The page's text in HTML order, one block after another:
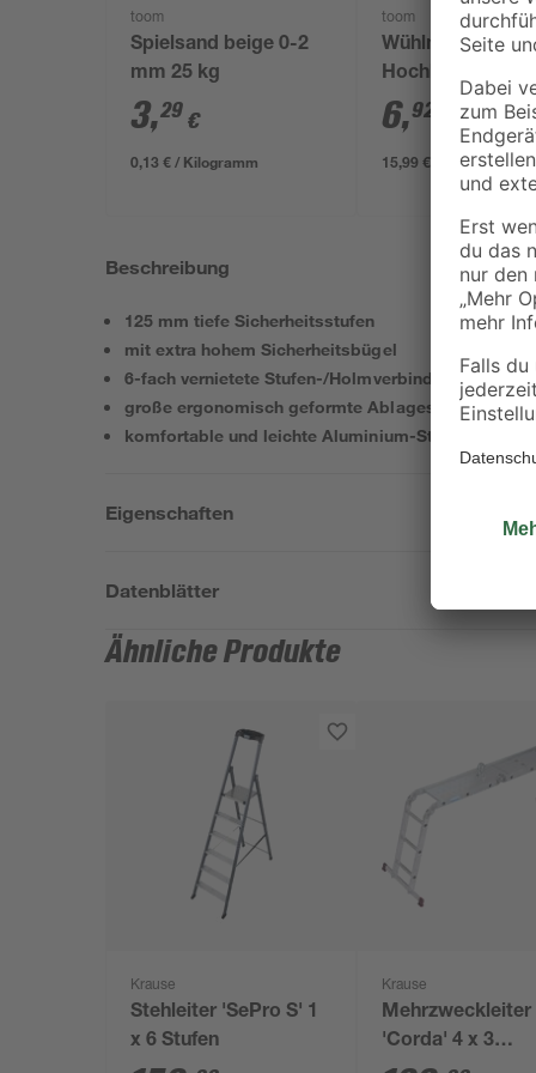
toom
Spielsand beige 0-2
mm 25 kg
3,29 €
0,13 € / Kilogramm
toom
Wühlmausgitter
Hochbeete 2,1 x
6,92
/ m²
15,99 € / Pack
Beschreibung
125 mm tiefe Sicherheitsstufen
mit extra hohem Sicherheitsbügel
6-fach vernietete Stufen-/Holmverbindung
große ergonomisch geformte Ablageschale
komfortable und leichte Aluminium-Stehleiter
Eigenschaften
Datenblätter
Ähnliche Produkte
Krause
Stehleiter 'SePro S' 1
x 6 Stufen
Krause
Mehrzweckleiter
'Corda' 4 x 3